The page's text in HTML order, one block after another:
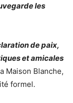
les
de paix,
et amicales
Maison Blanche,
formel.